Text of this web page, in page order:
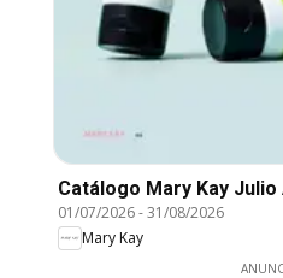
Catálogo Mary Kay
01/07/2026-31/08/2026
Mary Kay